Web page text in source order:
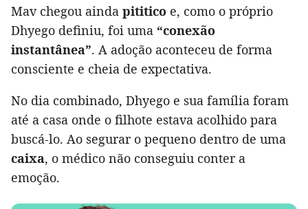
Mav chegou ainda pititico e, como o próprio
Dhyego definiu, foi uma “conexão
instantânea”. A adoção aconteceu de forma
consciente e cheia de expectativa.
No dia combinado, Dhyego e sua família foram
até a casa onde o filhote estava acolhido para
buscá-lo. Ao segurar o pequeno dentro de uma
caixa, o médico não conseguiu conter a
emoção.